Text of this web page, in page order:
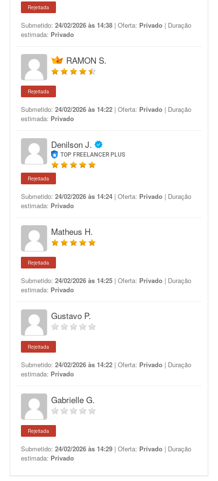
Rejeitada
Submetido: 24/02/2026 às 14:38 | Oferta: Privado | Duração
estimada: Privado
RAMON S.
Rejeitada
Submetido: 24/02/2026 às 14:22 | Oferta: Privado | Duração
estimada: Privado
Denilson J.
TOP FREELANCER PLUS
Rejeitada
Submetido: 24/02/2026 às 14:24 | Oferta: Privado | Duração
estimada: Privado
Matheus H.
Rejeitada
Submetido: 24/02/2026 às 14:25 | Oferta: Privado | Duração
estimada: Privado
Gustavo P.
Rejeitada
Submetido: 24/02/2026 às 14:22 | Oferta: Privado | Duração
estimada: Privado
Gabrielle G.
Rejeitada
Submetido: 24/02/2026 às 14:29 | Oferta: Privado | Duração
estimada: Privado